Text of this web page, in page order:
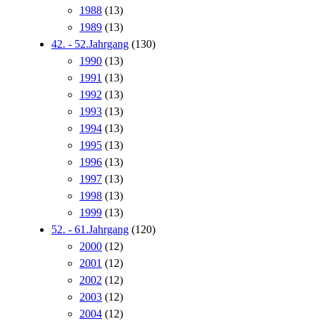
1988 (13)
1989 (13)
42. - 52.Jahrgang (130)
1990 (13)
1991 (13)
1992 (13)
1993 (13)
1994 (13)
1995 (13)
1996 (13)
1997 (13)
1998 (13)
1999 (13)
52. - 61.Jahrgang (120)
2000 (12)
2001 (12)
2002 (12)
2003 (12)
2004 (12)